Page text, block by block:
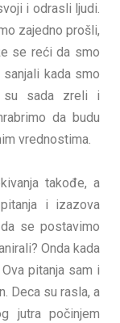
i odrasli ljudi.
zajedno prošli,
se reći da smo
kada smo
sada zreli i
da budu
vrednostima.
takođe, a
i izazova
se postavimo
Onda kada
pitanja sam i
Deca su rasla, a
jutra počinjem